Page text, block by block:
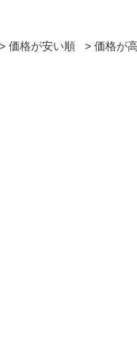
価格が安い順 価格が